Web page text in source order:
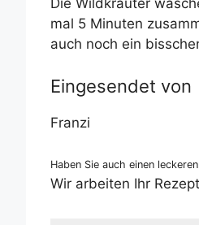
Die Wild­kräu­ter
mal 5 Minu­ten
auch noch ein
Eingesendet von
Fran­zi
Haben Sie auch einen
Wir arbei­ten Ihr